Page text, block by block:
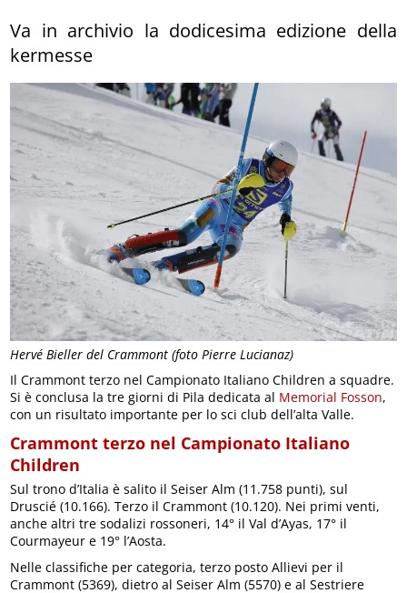
Hervé Bieller del Crammont (foto Pierre Lucianaz)
Va in archivio la dodicesima edizione della
kermesse
Il Crammont terzo nel Campionato Italiano Children a squadre.
Si è conclusa la tre giorni di Pila dedicata al Memorial Fosson,
con un risultato importante per lo sci club dell’alta Valle.
Crammont terzo nel Campionato Italiano
Children
Sul trono d’Italia è salito il Seiser Alm (11.758 punti), sul
Druscié (10.166). Terzo il Crammont (10.120). Nei primi venti,
anche altri tre sodalizi rossoneri, 14° il Val d’Ayas, 17° il
Courmayeur e 19° l’Aosta.
Nelle classifiche per categoria, terzo posto Allievi per il
Crammont (5369), dietro al Seiser Alm (5570) e al Sestriere